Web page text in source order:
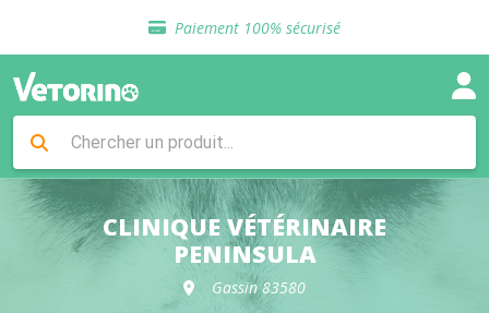
Paiement 100% sécurisé
Livraison gratuite en clinique vétérinaire
Sélection de croquettes vétérinaire
Livraison gratuite en clinique vétérinaire
Retour gratuit en clinique
Sélection de croquettes vétérinaire
CLINIQUE VÉTÉRINAIRE
PENINSULA
Gassin 83580